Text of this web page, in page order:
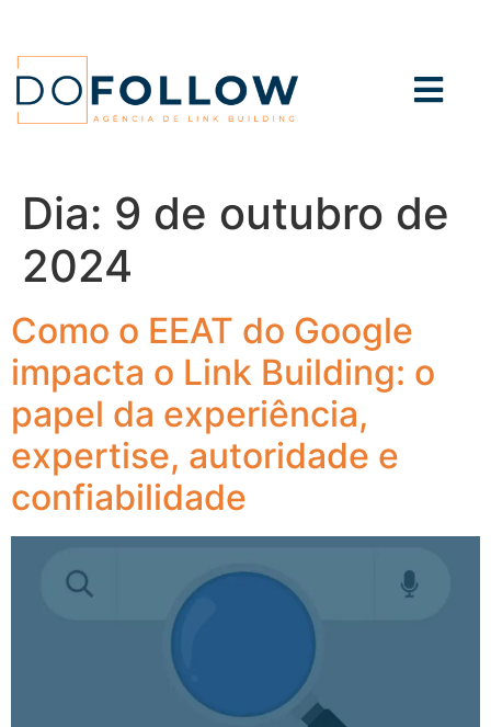
Dia: 9 de outubro de
2024
Como o EEAT do Google
impacta o Link Building: o
papel da experiência,
expertise, autoridade e
confiabilidade